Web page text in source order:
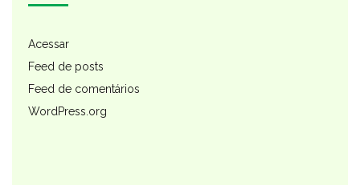
Acessar
Feed de posts
Feed de comentários
WordPress.org